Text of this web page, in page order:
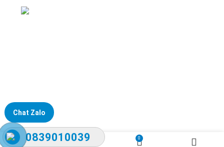
Chat Zalo
0839010039 0